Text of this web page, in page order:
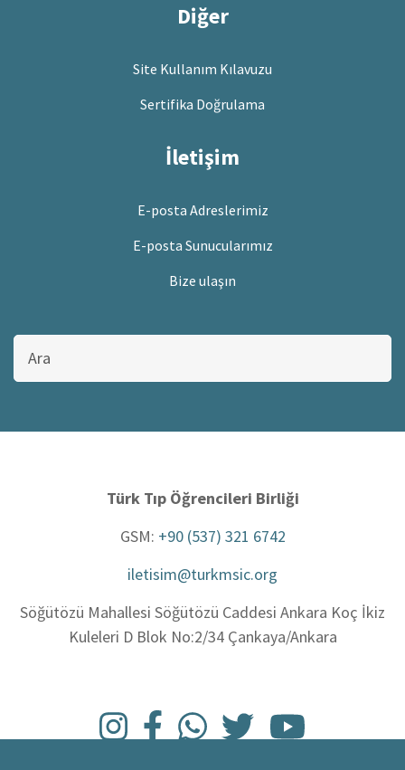
Diğer
Site Kullanım Kılavuzu
Sertifika Doğrulama
İletişim
E-posta Adreslerimiz
E-posta Sunucularımız
Bize ulaşın
Bu
sitede
ara
Türk Tıp Öğrencileri Birliği
GSM: +90 (537) 321 6742
iletisim@turkmsic.org
Söğütözü Mahallesi Söğütözü Caddesi Ankara Koç İkiz
Kuleleri D Blok No:2/34 Çankaya/Ankara